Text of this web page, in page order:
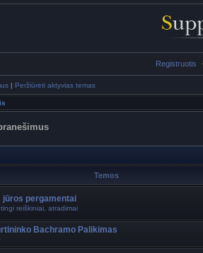
Registruotis
| Peržiūrėti aktyvias temas
Temos
jūros pergamentai
reiškiniai, atradimai
Bachramo Palikimas